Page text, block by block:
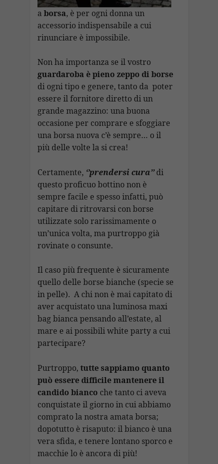
aborsa, è per ogni donna un
accessorio indispensabile a cui
rinunciare è impossibile.
Non ha importanza se il vostro
guardaroba è pieno zeppo di borse
di ogni tipo e genere, tanto da poter
essere il fornitore diretto di un
grande magazzino: una buona
occasione per comprare e sfoggiare
una borsa nuova c’è sempre… o il
più delle volte la si crea!
Certamente, ‘’prendersi cura’’ di
questo proficuo bottino non è
sempre facile e spesso infatti, può
capitare di ritrovarsi con borse
utilizzate solo rarissimamente o
un’unica volta, ma purtroppo già
rovinate o consunte.
Il caso più frequente è sicuramente
quello delle borse bianche (specie se
in pelle). A chi non è mai capitato di
aver acquistato una luminosa maxi
bag bianca pensando all’estate, al
mare e ai possibili white party a cui
partecipare?
Purtroppo, tutte sappiamo quanto
può essere difficile mantenere il
candido bianco che tanto ci aveva
conquistate il giorno in cui abbiamo
comprato la nostra amata borsa;
dopotutto è risaputo: il bianco è una
vera sfida, e tenere lontano sporco e
macchie lo è ancora di più!